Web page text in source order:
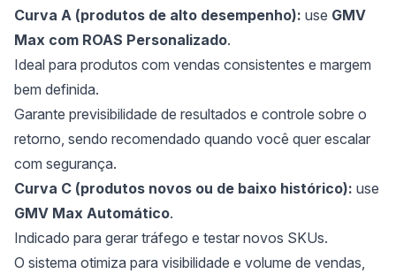
Curva A (produtos de alto desempenho): use GMV
Max com ROAS Personalizado.
Ideal para produtos com vendas consistentes e margem
bem definida.
Garante previsibilidade de resultados e controle sobre o
retorno, sendo recomendado quando você quer escalar
com segurança.
Curva C (produtos novos ou de baixo histórico): use
GMV Max Automático.
Indicado para gerar tráfego e testar novos SKUs.
O sistema otimiza para visibilidade e volume de vendas,